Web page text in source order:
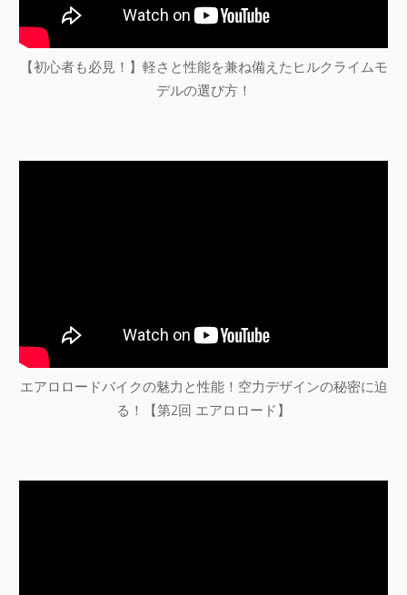
【初心者も必見！】軽さと性能を兼ね備えたヒルクライムモ
デルの選び方！
エアロロードバイクの魅力と性能！空力デザインの秘密に迫
る！【第2回 エアロロード】